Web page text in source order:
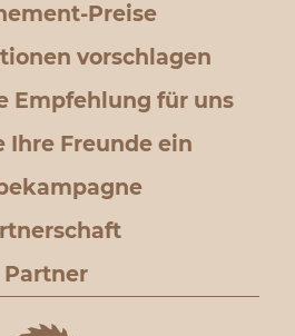
Preise
vorschlagen
Empfehlung für uns
Ihre Freunde ein
Partner